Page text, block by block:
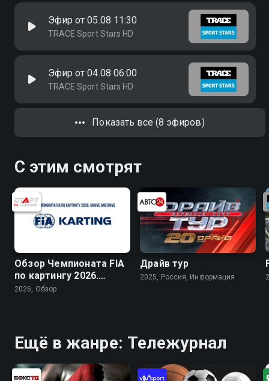
Эфир от 05.08 11:30
TRACE Sport Stars HD
Эфир от 04.08 06:00
TRACE Sport Stars HD
Показать все (8 эфиров)
С этим смотрят
Обзор Чемпионата FIA
по картингу 2026.
Arrive and Drive
2026, Обзор
Драйв тур
2025, Россия, Информация
Ещё в жанре: Тележурнал